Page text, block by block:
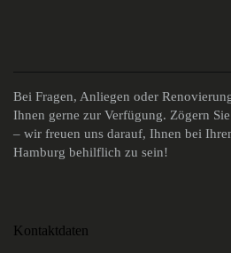
Bei Fragen, Anliegen oder
Ihnen gerne zur Verfügung. Zögern
– wir freuen uns darauf, Ihnen bei
Hamburg behilflich zu sein!
Kontaktdaten